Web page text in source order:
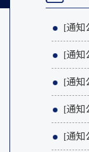
[通知
[通知
[通知
[通知
[通知